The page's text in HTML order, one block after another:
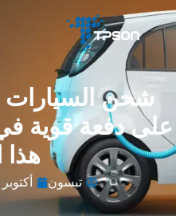
شحن السيارات
على دفعة قوية
هذا
تبسون أكتوبر 5، 2025